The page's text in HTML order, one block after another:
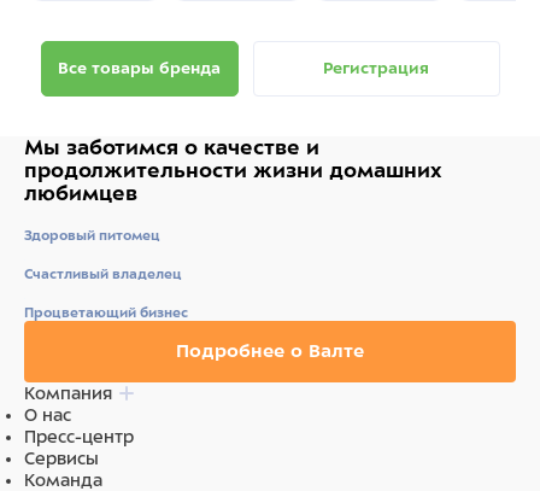
Все товары бренда Регистрация
Мы заботимся о качестве и
продолжительности жизни домашних
любимцев
Здоровый питомец
Счастливый владелец
Процветающий бизнес
Подробнее о Валте
Компания
О нас
Пресс-центр
Сервисы
Команда